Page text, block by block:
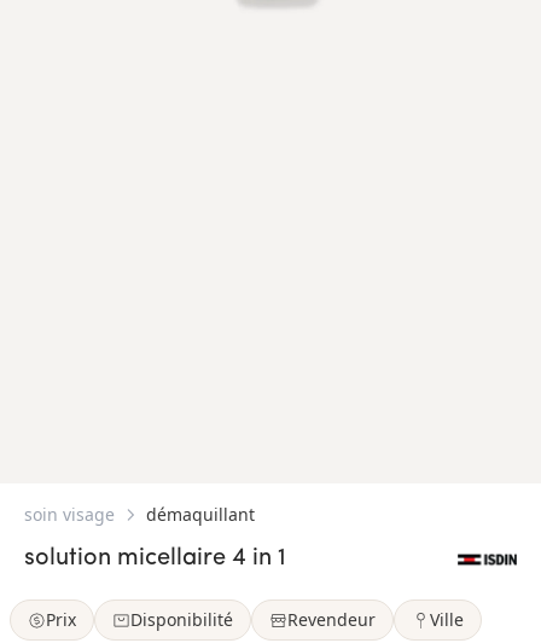
soin visage démaquillant
solution micellaire 4 in 1
Prix Disponibilité Revendeur Ville